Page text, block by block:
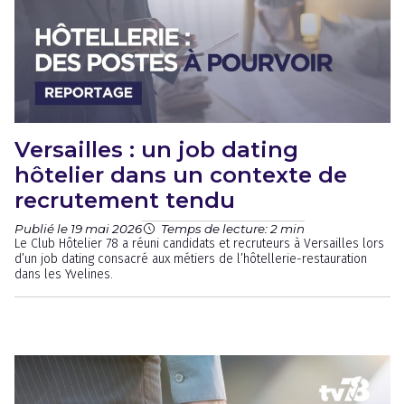
Versailles : un job dating
hôtelier dans un contexte de
recrutement tendu
Publié le 19 mai 2026 Temps de lecture: 2 min
Le Club Hôtelier 78 a réuni candidats et recruteurs à Versailles lors
d’un job dating consacré aux métiers de l’hôtellerie-restauration
dans les Yvelines.